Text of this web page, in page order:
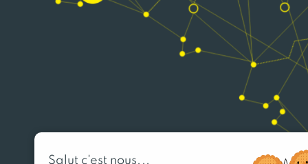
Salut c'est nous...